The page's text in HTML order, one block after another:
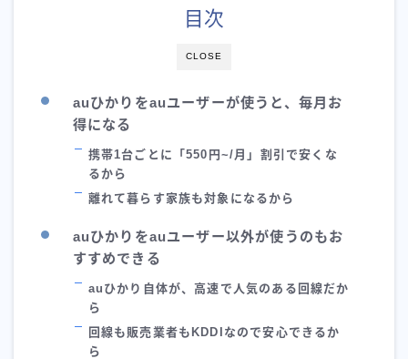
CLOSE
目次
auひかりをauユーザーが使うと、毎月お
得になる
携帯1台ごとに「550円~/月」割引で安くな
るから
離れて暮らす家族も対象になるから
auひかりをauユーザー以外が使うのもお
すすめできる
auひかり自体が、高速で人気のある回線だか
ら
回線も販売業者もKDDIなので安心できるか
ら